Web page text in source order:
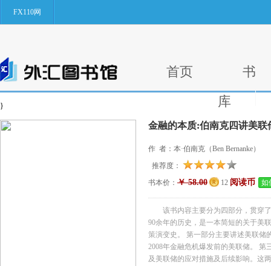
FX110网
首页
书
库
}
金融的本质:伯南克四讲美联
作 者：本·伯南克（Ben Bernanke）
推荐度：
书本价： ￥ 58.00 12 阅读币 如
该书内容主要分为四部分，贯穿
90余年的历史，是一本简短的关于美
策演变史。 第一部分主要讲述美联储
2008年金融危机爆发前的美联储。
及美联储的应对措施及后续影响。这